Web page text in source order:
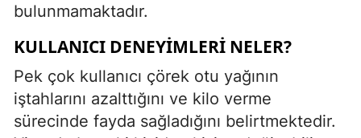
bulunmamaktadır.
KULLANICI DENEYIMLERI NELER?
Pek çok kullanıcı çörek otu yağının
iştahlarını azalttığını ve kilo verme
sürecinde fayda sağladığını belirtmektedir.